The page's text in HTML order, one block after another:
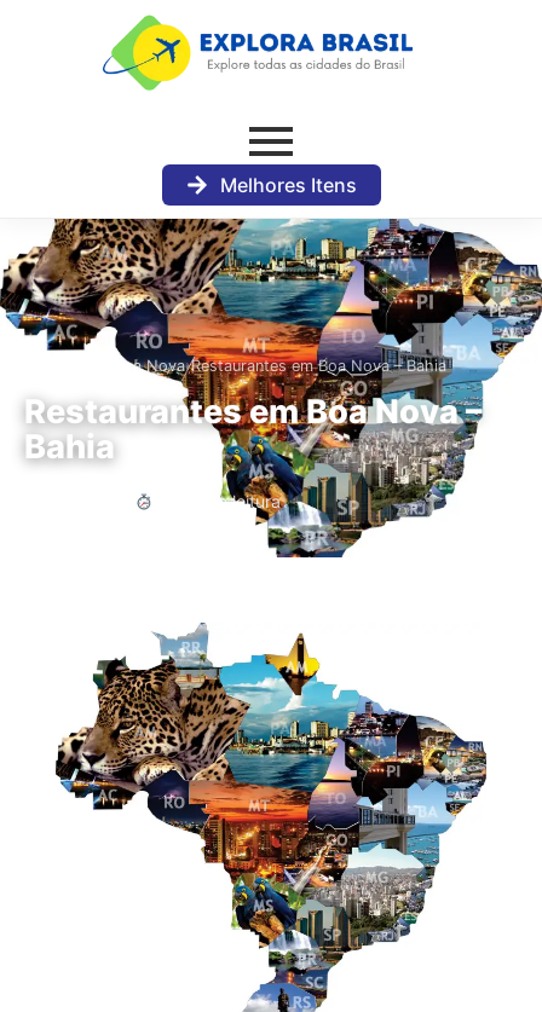
Melhores Itens
Boa Nova›Restaurantes em Boa Nova – Bahia
Restaurantes em Boa Nova –
Bahia
9 min de leitura